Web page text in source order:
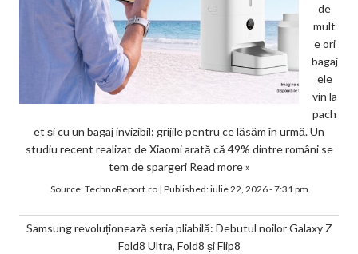
de
mult
e ori
bagaj
ele
vin la
pach
et și cu un bagaj invizibil: grijile pentru ce lăsăm în urmă. Un
studiu recent realizat de Xiaomi arată că 49% dintre români se
tem de spargeri Read more »
Source:TechnoReport.ro| Published:iulie 22, 2026 - 7:31 pm
Samsung revoluționează seria pliabilă: Debutul noilor Galaxy Z
Fold8 Ultra, Fold8 și Flip8